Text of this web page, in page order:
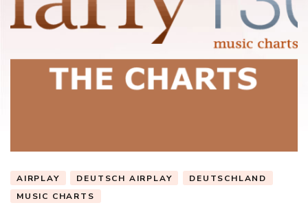
AIRPLAY DEUTSCH AIRPLAY
DEUTSCHLAND
MUSIC CHARTS